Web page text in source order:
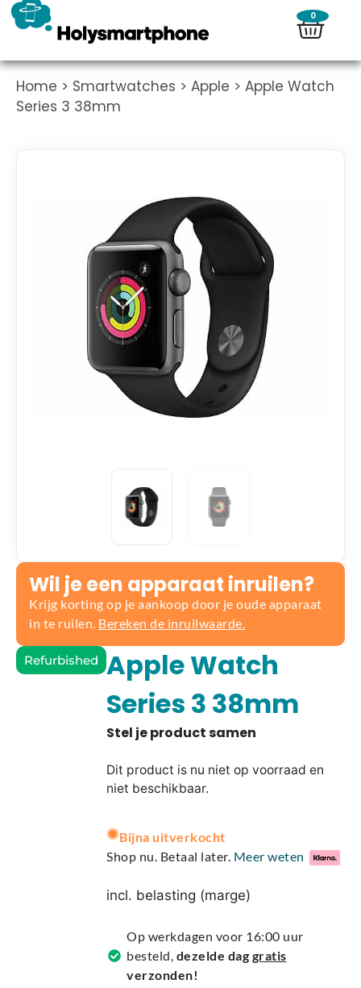
0
Home > Smartwatches > Apple > Apple Watch
Series 3 38mm
Wil je een apparaat inruilen?
Krijg korting op je aankoop door je oude apparaat
in te ruilen. Bereken de inruilwaarde.
Refurbished Apple Watch
Series 3 38mm
Dit product is nu niet op voorraad en
niet beschikbaar.
A
t
e
a
Bijna uitverkocht
Shop nu. Betaal later. Meer weten
incl. belasting (marge)
Op werkdagen voor 16:00 uur
besteld, dezelde dag gratis
verzonden!